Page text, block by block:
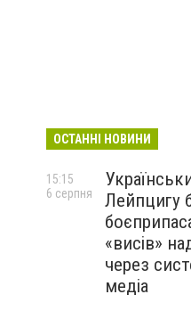
ОСТАННІ НОВИНИ
Лейпцигу
«висів»
через
медіа
15:15
6 серпня